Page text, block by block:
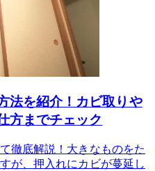
法を紹介！カビ取りや
方までチェック
徹底解説！大きなものをた
が、押入れにカビが蔓延し